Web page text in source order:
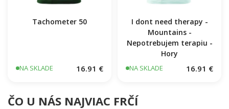
Tachometer 50
NA SKLADE 16.91 €
I dont need therapy -
Mountains -
Nepotrebujem terapiu -
Hory
NA SKLADE 16.91 €
ČO U NÁS NAJVIAC FRČÍ